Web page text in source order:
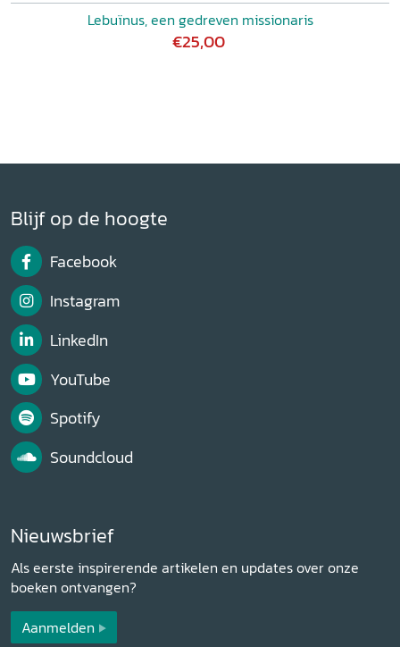
Lebuïnus, een gedreven missionaris
€25,00
Blijf op de hoogte
Facebook
Instagram
LinkedIn
YouTube
Spotify
Soundcloud
Nieuwsbrief
Als eerste inspirerende artikelen en updates over onze
boeken ontvangen?
Aanmelden